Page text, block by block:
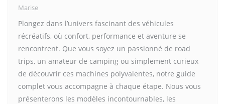
Marise
Plongez dans l’univers fascinant des véhicules
récréatifs, où confort, performance et aventure se
rencontrent. Que vous soyez un passionné de road
trips, un amateur de camping ou simplement curieux
de découvrir ces machines polyvalentes, notre guide
complet vous accompagne à chaque étape. Nous vous
présenterons les modèles incontournables, les